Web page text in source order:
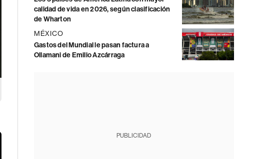
calidad de vida en 2026, según clasificación
de Wharton
MÉXICO
Gastos del Mundial le pasan factura a
Ollamani de Emilio Azcárraga
PUBLICIDAD